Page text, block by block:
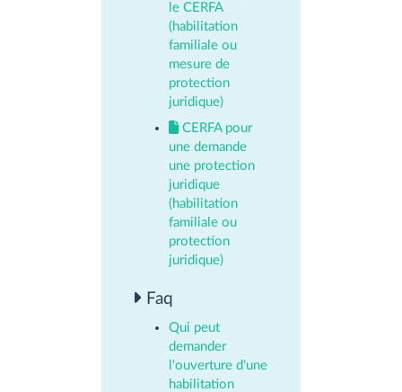
le CERFA
(habilitation
familiale ou
mesure de
protection
juridique)
CERFA pour
une demande
une protection
juridique
(habilitation
familiale ou
protection
juridique)
Faq
Qui peut
demander
l'ouverture d'une
habilitation